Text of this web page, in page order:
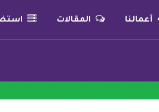
أعمالنا المقالات